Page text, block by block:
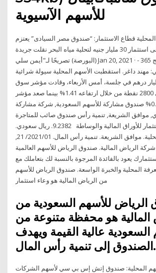
للأسهم الآسيوية
قطاع الاستثمار: “صندوق مصر السيادى” يعتزم
المشاركة فى استثمار 30 مليار جنيه لتحلية مياه البحر نقلت جريدة
(البورصة) تصريحًا لـ"أيمن سلي Jan 20, 2021 · متابعة الخليج 365 -
مهند داغر. استقطبت الأسهم المحلية سيولة شرائية
درهم في جلسة، أمس الأربعاء، وقادت مؤشر سوق
دبي لاختبار مستوى 2800 نقطة من خلال ارتفاعه 1.41% بينما صعد مؤشر
سوق أبوظبي 0.25% صندوق مشاركة للأسهم السعودية, شركة مشاركة
موافق الشريعة, تنمية رأس صندوق صائب للمتاجرة
بالسلع, شركة الاستثمار للأوراق المالية والوساطة 9.2382. ريال سعودي.
صناديق الأسهم - محلية. موافق الشريعة. تنمية رأس المال. 2021/01/ 21,
%. 001019. شركة الرياض المالية. صندوق الرياض للأسهم العالمية
يعود بالفائدة المرجوة بالنسبة لك بتعاملك مع
المحلية والخبرة الواسعة. صندوق الرياض للأسهم
الرياض للأسهم السعودية من
المالية هو محفظة متنوعة من
السعودية عالية القيمة ويهدف
الصندوق إلى تنمية رأس المال.
المحلية: صندوق إتش إس بي سي لأسهم الشركات